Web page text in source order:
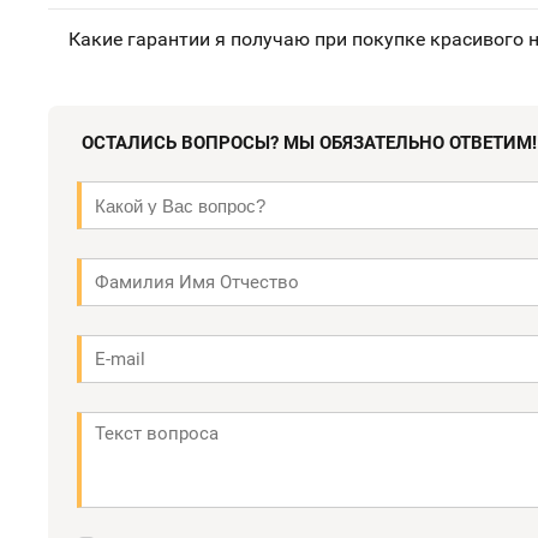
Какие гарантии я получаю при покупке красивого
ОСТАЛИСЬ ВОПРОСЫ? МЫ ОБЯЗАТЕЛЬНО ОТВЕТИМ!